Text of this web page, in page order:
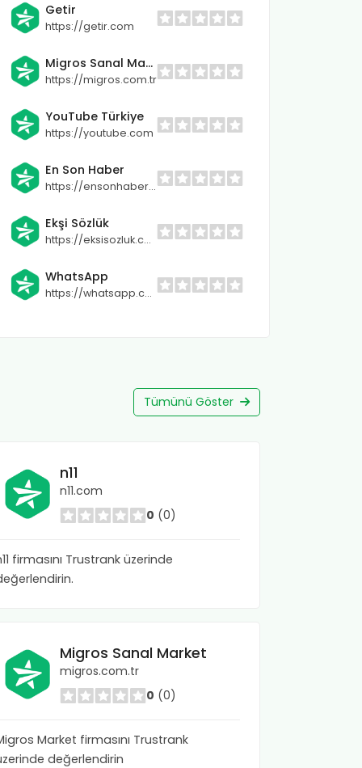
Getir
https://getir.com
Migros Sanal Market
https://migros.com.tr
YouTube Türkiye
https://youtube.com
En Son Haber
https://ensonhaber.com
Ekşi Sözlük
https://eksisozluk.com
WhatsApp
https://whatsapp.com
Tümünü Göster
n11
n11.com
0 (0)
firmasını Trustrank üzerinde
Migros Sanal Market
migros.com.tr
0 (0)
Market firmasını Trustrank
değerlendirin